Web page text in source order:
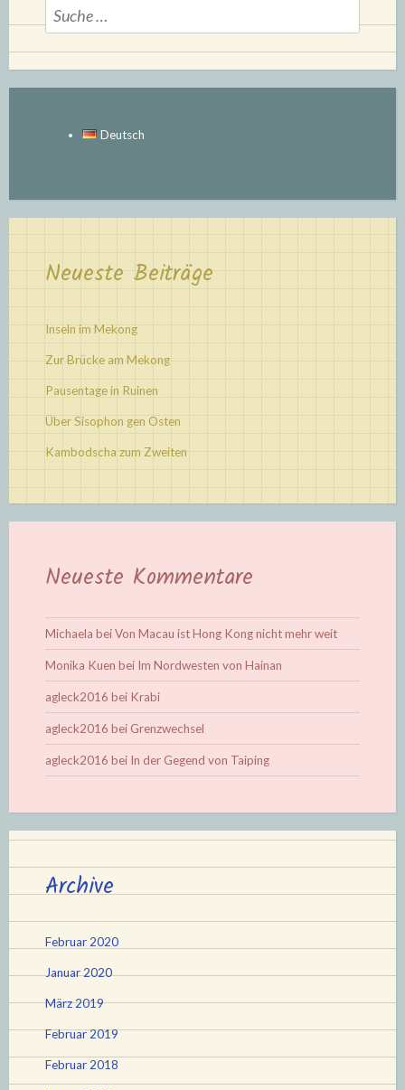
Suche
nach:
Deutsch
Neueste Beiträge
Inseln im Mekong
Zur Brücke am Mekong
Pausentage in Ruinen
Über Sisophon gen Osten
Kambodscha zum Zweiten
Neueste Kommentare
Michaela beiVon Macau ist Hong Kong nicht mehr weit
Monika Kuen bei Im Nordwesten von Hainan
agleck2016 bei Krabi
agleck2016 bei Grenzwechsel
agleck2016 bei In der Gegend von Taiping
Archive
Februar 2020
Januar 2020
März 2019
Februar 2019
Februar 2018